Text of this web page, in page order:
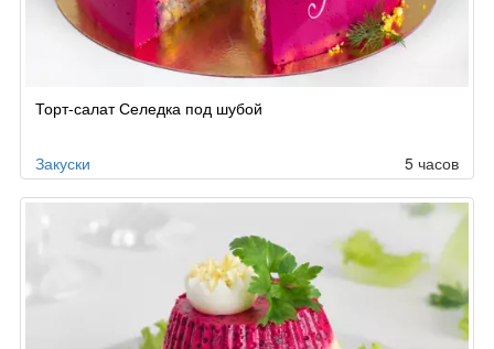
Торт-салат Селедка под шубой
Закуски 5 часов